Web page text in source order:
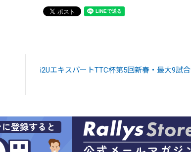
i2UエキスパートTTC杯第5回新春・最大9試合